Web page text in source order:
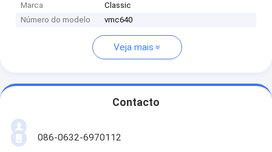
Marca
Classic
Número do modelo
vmc640
Veja mais
Contacto
086-0632-6970112